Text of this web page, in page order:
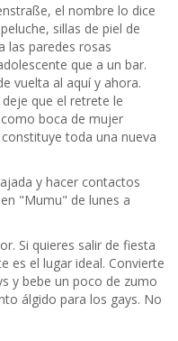
el nombre lo dice
sillas de piel de
las paredes rosas
que a un bar.
vuelta al aquí y ahora.
que el retrete le
boca de mujer
toda una nueva
y hacer contactos
"Mumu" de lunes a
Si quieres salir de fiesta
es el lugar ideal. Convierte
y bebe un poco de zumo
álgido para los gays. No